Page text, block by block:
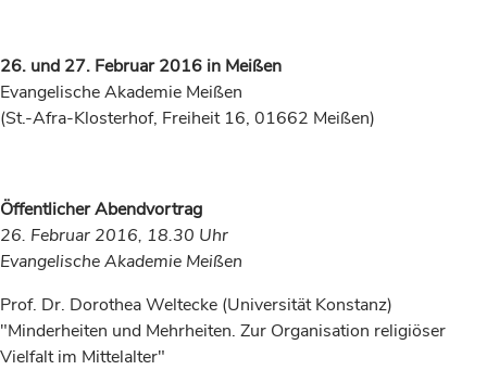
26. und 27. Februar 2016 in Meißen
Evangelische Akademie Meißen
(St.-Afra-Klosterhof, Freiheit 16, 01662 Meißen)
Öffentlicher Abendvortrag
26. Februar 2016, 18.30 Uhr
Evangelische Akademie Meißen
Prof. Dr. Dorothea Weltecke (Universität Konstanz)
"Minderheiten und Mehrheiten. Zur Organisation religiöser
Vielfalt im Mittelalter"